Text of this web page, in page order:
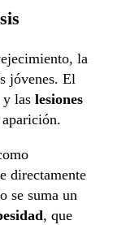
la
jóvenes. El
y las lesiones
aparición.
directamente
se suma un
, que